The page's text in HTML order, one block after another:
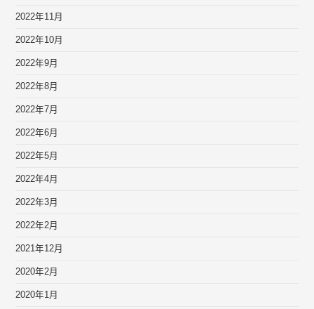
2022年11月
2022年10月
2022年9月
2022年8月
2022年7月
2022年6月
2022年5月
2022年4月
2022年3月
2022年2月
2021年12月
2020年2月
2020年1月